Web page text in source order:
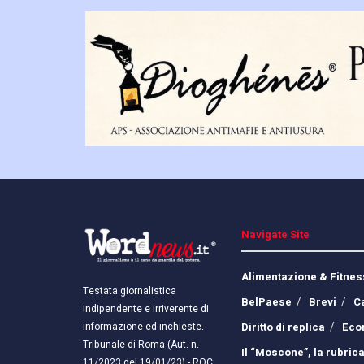
Testata giornalistica
indipendente e irriverente di
informazione ed inchieste.
Tribunale di Roma (Aut. n.
Navigate Site
Alimentazione &
BelPaese
Brevi
Diritto di replica
Il “Moscone”, la